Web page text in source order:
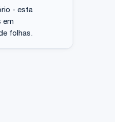
- esta
em
folhas.